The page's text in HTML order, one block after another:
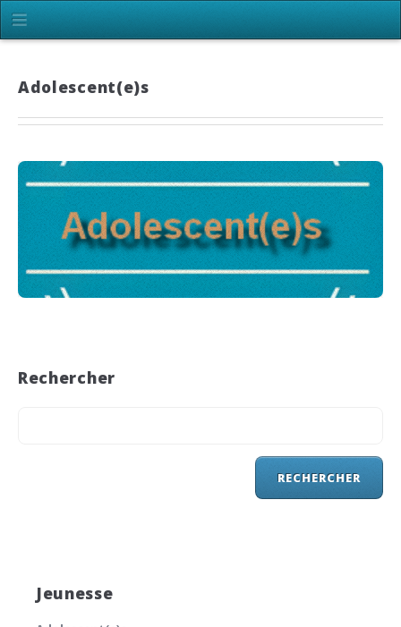
Adolescent(e)s
Rechercher
Jeunesse